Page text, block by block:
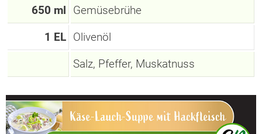
650 ml
Gemüsebrühe
1 EL Olivenöl
Salz, Pfeffer, Muskatnuss